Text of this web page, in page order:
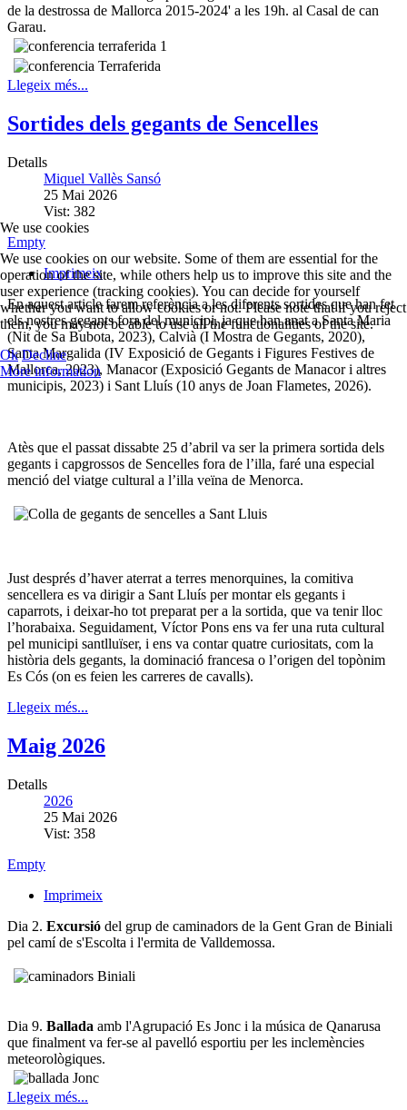
de la destrossa de Mallorca 2015-2024' a les 19h. al Casal de can
Garau.
Llegeix més...
Sortides dels gegants de Sencelles
Detalls
Miquel Vallès Sansó
25 Mai 2026
Vist: 382
Empty
Imprimeix
En aquest article farem referència a les diferents sortides que han fet
els nostres gegants fora del municipi, ja que han anat a Santa Maria
(Nit de Sa Bubota, 2023), Calvià (I Mostra de Gegants, 2020),
Santa Margalida (IV Exposició de Gegants i Figures Festives de
Mallorca, 2023), Manacor (Exposició Gegants de Manacor i altres
municipis, 2023) i Sant Lluís (10 anys de Joan Flametes, 2026).
Atès que el passat dissabte 25 d’abril va ser la primera sortida dels
gegants i capgrossos de Sencelles fora de l’illa, faré una especial
menció del viatge cultural a l’illa veïna de Menorca.
Just després d’haver aterrat a terres menorquines, la comitiva
sencellera es va dirigir a Sant Lluís per montar els gegants i
caparrots, i deixar-ho tot preparat per a la sortida, que va tenir lloc
l’horabaixa. Seguidament, Víctor Pons ens va fer una ruta cultural
pel municipi santlluïser, i ens va contar quatre curiositats, com la
història dels gegants, la dominació francesa o l’origen del topònim
Es Cós (on es feien les carreres de cavalls).
Llegeix més...
Maig 2026
Detalls
2026
25 Mai 2026
Vist: 358
Empty
Imprimeix
Dia 2. Excursió del grup de caminadors de la Gent Gran de Biniali
pel camí de s'Escolta i l'ermita de Valldemossa.
Dia 9. Ballada amb l'Agrupació Es Jonc i la música de Qanarusa
que finalment va fer-se al pavelló esportiu per les inclemències
meteorològiques.
Llegeix més...
We use cookies
We use cookies on our website. Some of them are essential for the
operation of the site, while others help us to improve this site and the
user experience (tracking cookies). You can decide for yourself
whether you want to allow cookies or not. Please note that if you reject
them, you may not be able to use all the functionalities of the site.
Ok Decline
More information